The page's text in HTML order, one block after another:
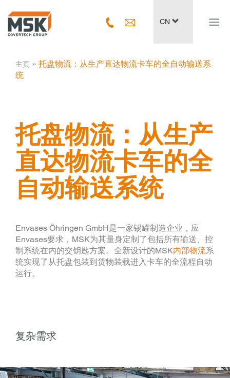
CN
主页 ­ » ­ 托盘物流：从生产直达物流卡车的全自动输送系
统
托盘物流：从生产
直达物流卡车的全
自动输送系统
Envases Öhringen GmbH是一家锡罐制造企业，应
Envases要求，MSK为其量身定制了包括所有输送、控
制系统在内的交钥匙方案。全新设计的MSK内部物流系
统实现了从托盘包装到货物装载进入卡车的全流程自动
运行。
复杂需求